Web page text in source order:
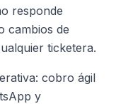
responde
cambios de
ticketera.
cobro ágil
y